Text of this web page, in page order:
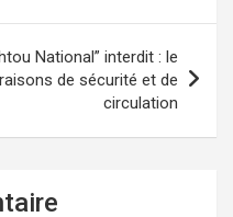
National” interdit : le
de sécurité et de
circulation